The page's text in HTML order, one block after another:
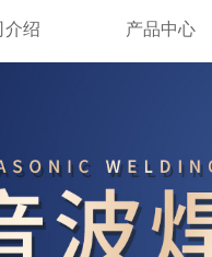
介绍 产品中心